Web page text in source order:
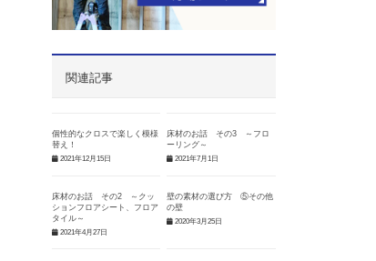
関連記事
個性的なクロスで楽しく模様
替え！
2021年12月15日
床材のお話 その3 ～フロ
ーリング～
2021年7月1日
床材のお話 その2 ～クッ
ションフロアシート、フロア
タイル～
2021年4月27日
壁の素材の選び方 ⑤その他
の壁
2020年3月25日